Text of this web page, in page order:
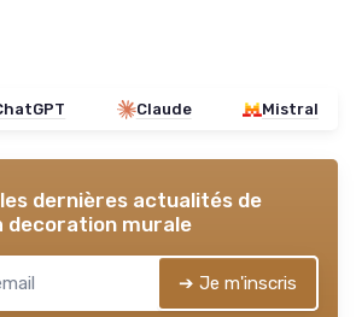
Claude Mistral
dernières actualités de
decoration murale
➔ Je m'inscris